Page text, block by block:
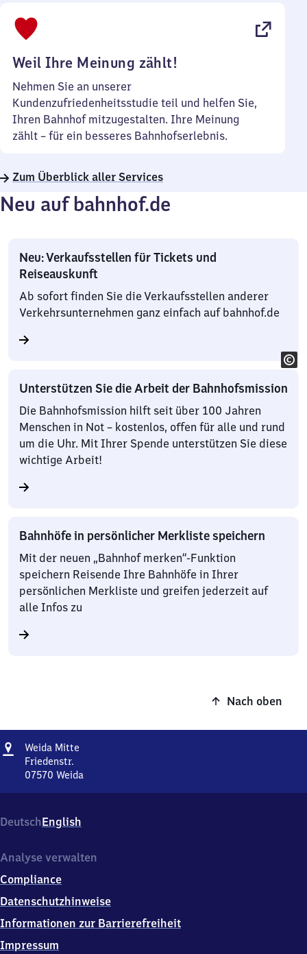
Weil Ihre Meinung zählt!
Nehmen Sie an unserer
Kundenzufriedenheitsstudie teil und helfen Sie,
Ihren Bahnhof mitzugestalten. Ihre Meinung
zählt – für ein besseres Bahnhofserlebnis.
Zum Überblick aller Services
Neu auf bahnhof.de
Neu: Verkaufsstellen für Tickets und
Reiseauskunft
Ab sofort finden Sie die Verkaufsstellen anderer
Verkehrsunternehmen ganz einfach auf bahnhof.de
Unterstützen Sie die Arbeit der Bahnhofsmission
Die Bahnhofsmission hilft seit über 100 Jahren
Menschen in Not – kostenlos, offen für alle und rund
um die Uhr. Mit Ihrer Spende unterstützen Sie diese
wichtige Arbeit!
Bahnhöfe in persönlicher Merkliste speichern
Mit der neuen „Bahnhof merken“-Funktion
speichern Reisende Ihre Bahnhöfe in Ihrer
persönlichen Merkliste und greifen jederzeit auf
alle Infos zu
Nach oben
Adresse
Weida Mitte
Friedenstr.
07570 Weida
Friedenstr.,
0
5
0
Weida
DeutschEnglish
Analyse verwalten
Compliance
Datenschutzhinweise
Informationen zur Barrierefreiheit
Impressum